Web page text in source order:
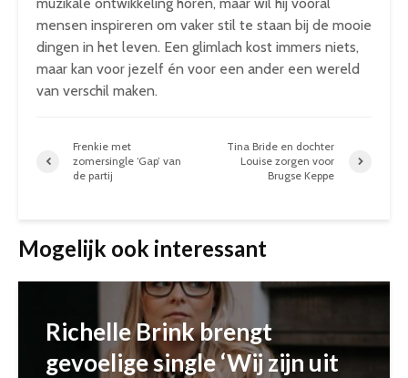
mensen inspireren om vaker stil te staan bij de mooie
dingen in het leven. Een glimlach kost immers niets,
maar kan voor jezelf én voor een ander een wereld
van verschil maken.
Frenkie met
zomersingle ‘Gap’ van
de partij
Tina Bride en dochter
Louise zorgen voor
Brugse Keppe
Mogelijk ook interessant
Richelle Brink brengt
gevoelige single ‘Wij zijn uit